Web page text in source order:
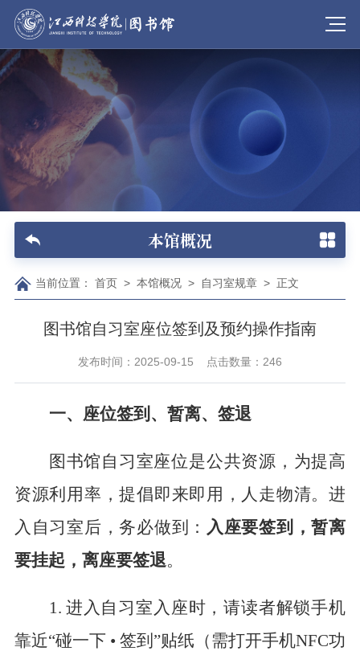
本馆概况
当前位置： 首页> 本馆概况> 自习室规章> 正文
图书馆自习室座位签到及预约操作指南
发布时间：2025-09-15 点击数量： 246
一、座位签到、暂离、签退
图书馆自习室座位是公共资源，为提高
资源利用率，提倡即来即用，人走物清。进
入自习室后，务必做到： 入座要签到，暂离
要挂起，离座要签退。
1. 进入自习室入座时，请读者解锁手机
靠近“碰一下 • 签到”贴纸 （需打开手机NFC功